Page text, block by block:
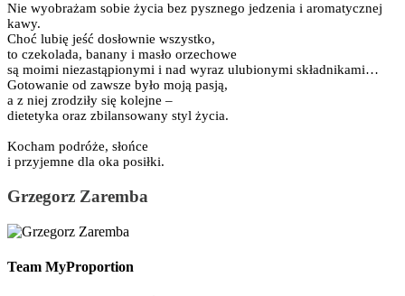
Nie wyobrażam sobie życia bez pysznego jedzenia i aromatycznej
kawy.
Choć lubię jeść dosłownie wszystko,
to czekolada, banany i masło orzechowe
są moimi niezastąpionymi i nad wyraz ulubionymi składnikami…
Gotowanie od zawsze było moją pasją,
a z niej zrodziły się kolejne –
dietetyka oraz zbilansowany styl życia.
Kocham podróże, słońce
i przyjemne dla oka posiłki.
Grzegorz Zaremba
Team MyProportion